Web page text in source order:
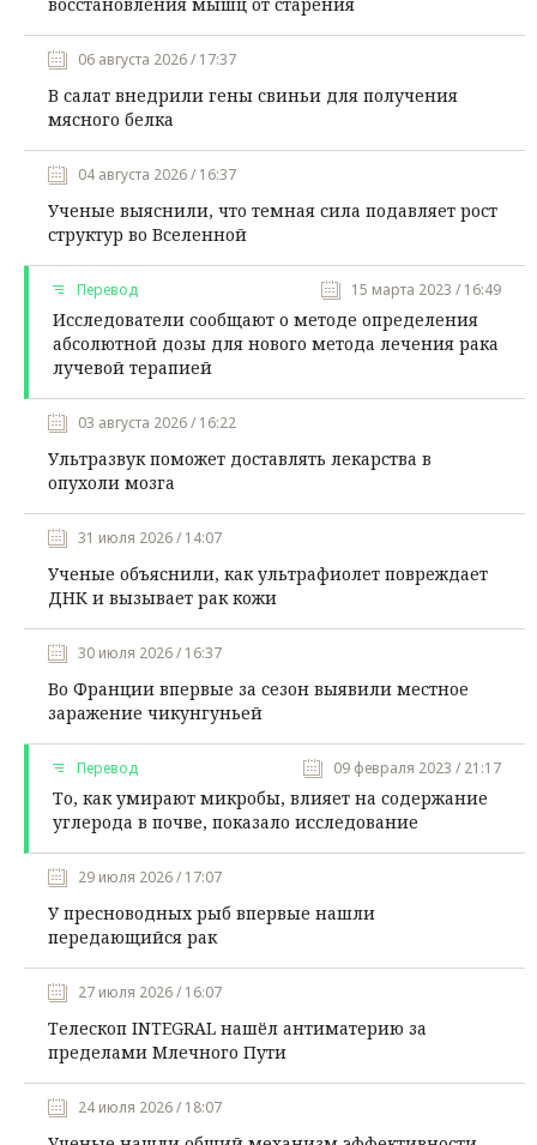
06 августа 2026 / 17:37
В салат внедрили гены свиньи для получения
мясного белка
04 августа 2026 / 16:37
Ученые выяснили, что темная сила подавляет рост
структур во Вселенной
Перевод 15 марта 2023 / 16:49
Исследователи сообщают о методе определения
абсолютной дозы для нового метода лечения рака
лучевой терапией
03 августа 2026 / 16:22
Ультразвук поможет доставлять лекарства в
опухоли мозга
31 июля 2026 / 14:07
Ученые объяснили, как ультрафиолет повреждает
ДНК и вызывает рак кожи
30 июля 2026 / 16:37
Во Франции впервые за сезон выявили местное
заражение чикунгуньей
Перевод 09 февраля 2023 / 21:17
То, как умирают микробы, влияет на содержание
углерода в почве, показало исследование
29 июля 2026 / 17:07
У пресноводных рыб впервые нашли
передающийся рак
27 июля 2026 / 16:07
Телескоп INTEGRAL нашёл антиматерию за
пределами Млечного Пути
24 июля 2026 / 18:07